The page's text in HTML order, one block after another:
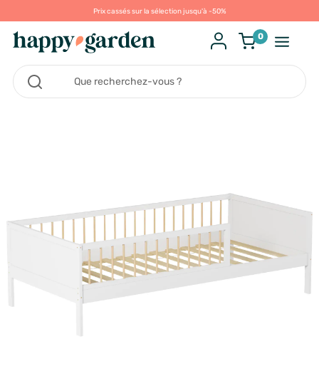
Prix cassés sur la sélection jusqu'à -50%
0